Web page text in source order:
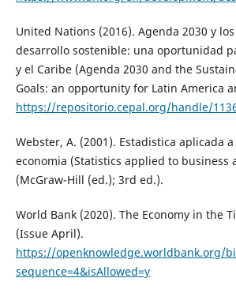
United Nations (2016). Agenda 2030 y
desarrollo sostenible: una oportunidad
y el Caribe (Agenda 2030 and the
Goals: an opportunity for Latin America
https://repositorio.cepal.org/handle/
Webster, A. (2001). Estadistica aplicada
economia (Statistics applied to business
(McGraw-Hill (ed.); 3rd ed.).
World Bank (2020). The Economy in the
(Issue April).
https://openknowledge.worldbank.org/
sequence=4&isAllowed=y